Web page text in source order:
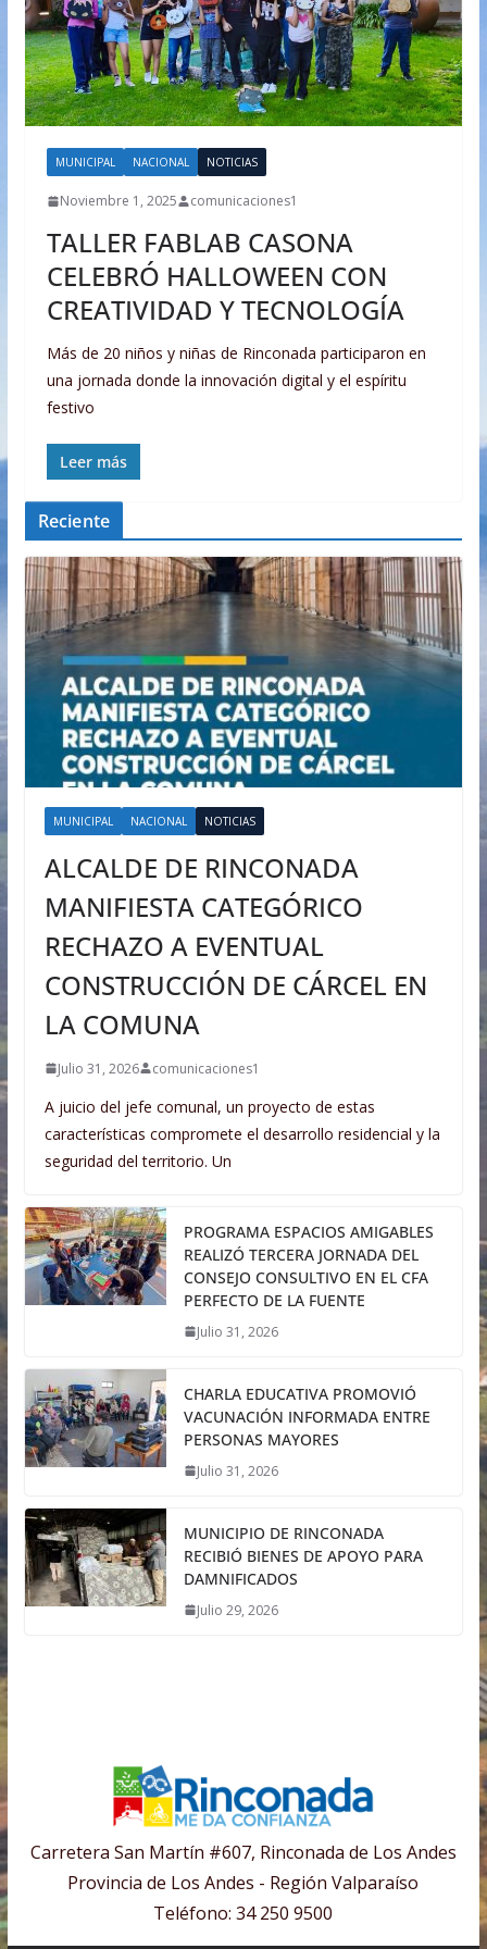
MUNICIPAL NACIONAL NOTICIAS
Noviembre 1, 2025 comunicaciones1
TALLER FABLAB CASONA
CELEBRÓ HALLOWEEN CON
CREATIVIDAD Y TECNOLOGÍA
Más de 20 niños y niñas de Rinconada participaron en
una jornada donde la innovación digital y el espíritu
festivo
Leer más
Reciente
MUNICIPAL NACIONAL NOTICIAS
ALCALDE DE RINCONADA
MANIFIESTA CATEGÓRICO
RECHAZO A EVENTUAL
CONSTRUCCIÓN DE CÁRCEL EN
LA COMUNA
Julio 31, 2026 comunicaciones1
A juicio del jefe comunal, un proyecto de estas
características compromete el desarrollo residencial y la
seguridad del territorio. Un
PROGRAMA ESPACIOS AMIGABLES
REALIZÓ TERCERA JORNADA DEL
CONSEJO CONSULTIVO EN EL CFA
PERFECTO DE LA FUENTE
Julio 31, 2026
CHARLA EDUCATIVA PROMOVIÓ
VACUNACIÓN INFORMADA ENTRE
PERSONAS MAYORES
Julio 31, 2026
MUNICIPIO DE RINCONADA
RECIBIÓ BIENES DE APOYO PARA
DAMNIFICADOS
Julio 29, 2026
Carretera San Martín #607, Rinconada de Los Andes
Provincia de Los Andes - Región Valparaíso
Teléfono: 34 250 9500